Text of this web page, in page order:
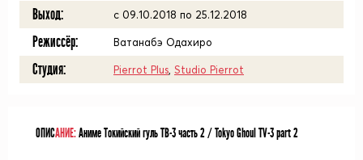
Выход: c 09.10.2018 по 25.12.2018
Режиссёр: Ватанабэ Одахиро
Студия: Pierrot Plus Studio Pierrot
ОПИСАНИЕ:Аниме Токийский гуль ТВ-3 часть 2 / Tokyo Ghoul TV-3 part 2